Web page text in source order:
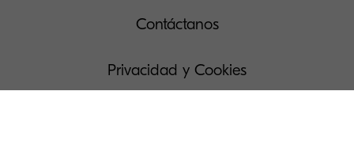
Contáctanos
Privacidad y Cookies